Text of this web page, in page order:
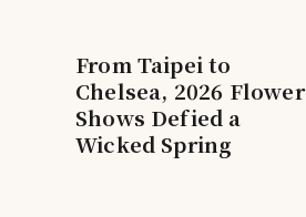
From Taipei to
Chelsea, 2026 Flower
Shows Defied a
Wicked Spring